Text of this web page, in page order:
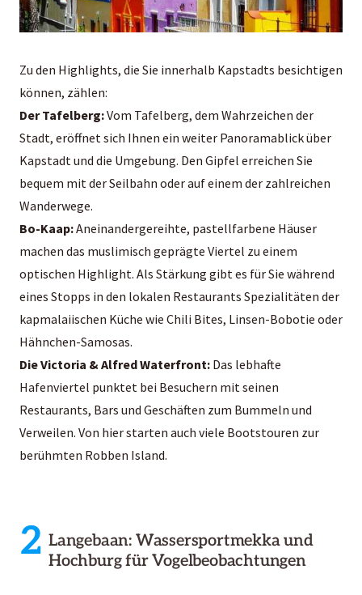
Zu den Highlights, die Sie innerhalb Kapstadts besichtigen
können, zählen:
Der Tafelberg:Vom Tafelberg, dem Wahrzeichen der
Stadt, eröffnet sich Ihnen ein weiter Panoramablick über
Kapstadt und die Umgebung. Den Gipfel erreichen Sie
bequem mit der Seilbahn oder auf einem der zahlreichen
Wanderwege.
Bo-Kaap:Aneinandergereihte, pastellfarbene Häuser
machen das muslimisch geprägte Viertel zu einem
optischen Highlight. Als Stärkung gibt es für Sie während
eines Stopps in den lokalen Restaurants Spezialitäten der
kapmalaiischen Küche wie Chili Bites, Linsen-Bobotie oder
Hähnchen-Samosas.
Die Victoria & Alfred Waterfront: Das lebhafte
Hafenviertel punktet bei Besuchern mit seinen
Restaurants, Bars und Geschäften zum Bummeln und
Verweilen. Von hier starten auch viele Bootstouren zur
berühmten Robben Island.
2 Langebaan: Wassersportmekka und
Hochburg für Vogelbeobachtungen